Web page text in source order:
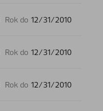
Rok do 12/31/2010
Rok do 12/31/2010
Rok do 12/31/2010